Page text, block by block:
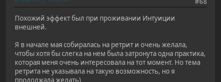
Похожий эффект был при проживании Интуиции
внешней.
Я в начале мая собиралась на ретрит и очень желала,
чтобы хотя бы слегка на нем была затронута одна практика,
которая меня очень интересовала на тот момент. Но тема
ретрита не указывала на такую возможность, но я
продолжала желать)